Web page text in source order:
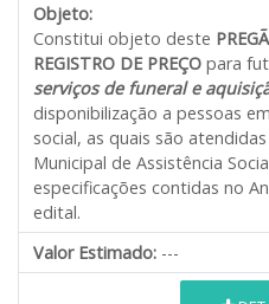
Objeto:
Constitui objeto deste
REGISTRO DE PREÇO para
serviços de funeral e
disponibilização a pessoas
social, as quais são
Municipal de Assistência
especificações contidas no
edital.
Valor Estimado: ---